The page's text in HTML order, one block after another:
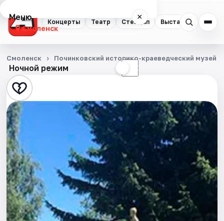
Концерты Театр Стендап Выставки
Меню ×
Смоленск
Концерты
Театр
Стендап
Выставки
Экскурсии
Спорт
События
Ночной режим ☾
Смоленск Починковский историко-краеведческий музей